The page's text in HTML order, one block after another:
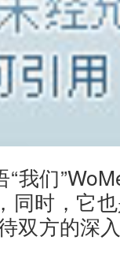
我们
时，它也
双方的深